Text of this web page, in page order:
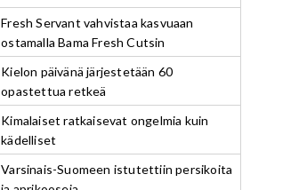
Fresh Servant vahvistaa kasvuaan
ostamalla Bama Fresh Cutsin
Kielon päivänä järjestetään 60
opastettua retkeä
Kimalaiset ratkaisevat ongelmia kuin
kädelliset
Varsinais-Suomeen istutettiin persikoita